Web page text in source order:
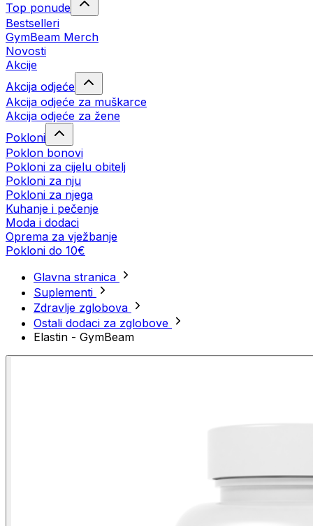
Top ponude
Bestselleri
GymBeam Merch
Novosti
Akcije
Akcija odjeće
Akcija odjeće za muškarce
Akcija odjeće za žene
Pokloni
Poklon bonovi
Pokloni za cijelu obitelj
Pokloni za nju
Pokloni za njega
Kuhanje i pečenje
Moda i dodaci
Oprema za vježbanje
Pokloni do 10€
Glavna stranica
Suplementi
Zdravlje zglobova
Ostali dodaci za zglobove
Elastin - GymBeam